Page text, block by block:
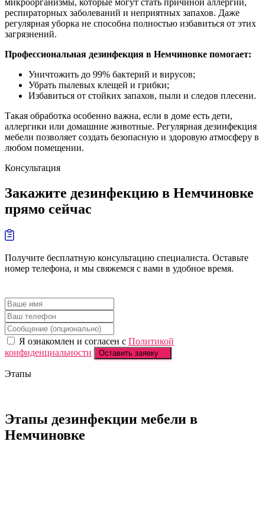
микроорганизмы, которые могут стать причиной аллергий,
респираторных заболеваний и неприятных запахов. Даже
регулярная уборка не способна полностью избавиться от этих
загрязнений.
Профессиональная дезинфекция в Немчиновке помогает:
Уничтожить до 99% бактерий и вирусов;
Убрать пылевых клещей и грибки;
Избавиться от стойких запахов, пыли и следов плесени.
Такая обработка особенно важна, если в доме есть дети,
аллергики или домашние животные. Регулярная дезинфекция
мебели позволяет создать безопасную и здоровую атмосферу в
любом помещении.
Консультация
Закажите дезинфекцию в Немчиновке
прямо сейчас
Получите бесплатную консультацию специалиста. Оставьте
номер телефона, и мы свяжемся с вами в удобное время.
Я ознакомлен и согласен с Политикой
конфиденциальности
Оставить заявку
Этапы
Этапы дезинфекции мебели в
Немчиновке